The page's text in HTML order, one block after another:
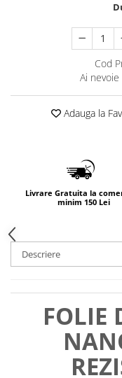
Cod
Ai
Adauga la
Livrare Gratuita la
minim 150 Lei
Descriere
FOLIE